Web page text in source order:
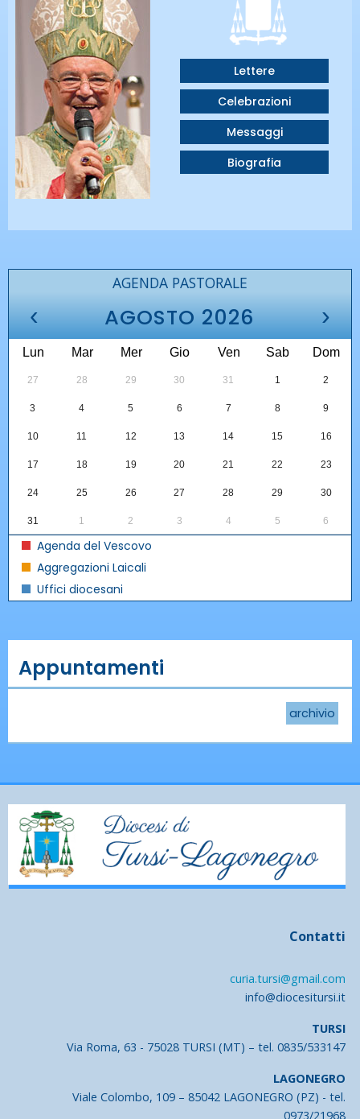
Lettere
Celebrazioni
Messaggi
Biografia
AGENDA PASTORALE
‹ AGOSTO 2026 ›
Lun Mar Mer Gio Ven Sab Dom
27 28 29 30 31 1 2
3 4 5 6 7 8 9
10 11 12 13 14 15 16
17 18 19 20 21 22 23
24 25 26 27 28 29 30
31 1 2 3 4 5 6
Agenda del Vescovo
Aggregazioni Laicali
Uffici diocesani
Appuntamenti
archivio
Contatti
curia.tursi@gmail.com
info@diocesitursi.it
TURSI
Via Roma, 63 - 75028 TURSI (MT) – tel. 0835/533147
LAGONEGRO
Viale Colombo, 109 – 85042 LAGONEGRO (PZ) - tel.
0973/21968